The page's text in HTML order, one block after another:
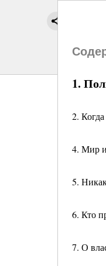
1.
2.
4. Мир
5.
6. Кто
7. О